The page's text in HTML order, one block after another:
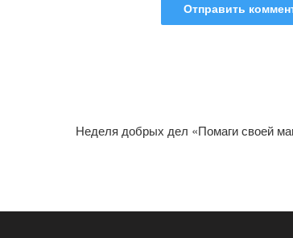
Неделя добрых дел «Помаги своей